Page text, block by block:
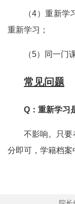
（4）重新
重新学习；
（5）同一门
常见问题
Q：重新学习
不影响。只
分即可，学籍档案